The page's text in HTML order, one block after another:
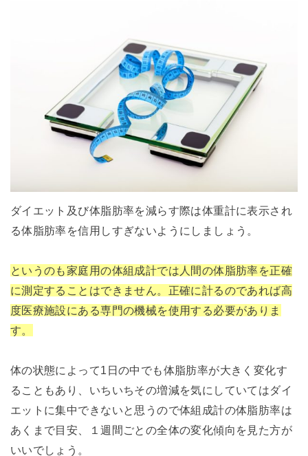
ダイエット及び体脂肪率を減らす際は体重計に表示され
る体脂肪率を信用しすぎないようにしましょう。
というのも家庭用の体組成計では人間の体脂肪率を正確
に測定することはできません。正確に計るのであれば高
度医療施設にある専門の機械を使用する必要がありま
す。
体の状態によって1日の中でも体脂肪率が大きく変化す
ることもあり、いちいちその増減を気にしていてはダイ
エットに集中できないと思うので体組成計の体脂肪率は
あくまで目安、１週間ごとの全体の変化傾向を見た方が
いいでしょう。